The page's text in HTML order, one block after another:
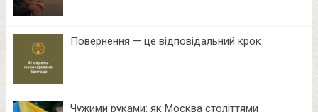
Повернення — це відповідальний крок
Чужими руками: як Москва століттями